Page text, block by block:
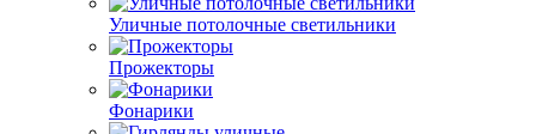
Уличные потолочные светильники
Прожекторы
Фонарики